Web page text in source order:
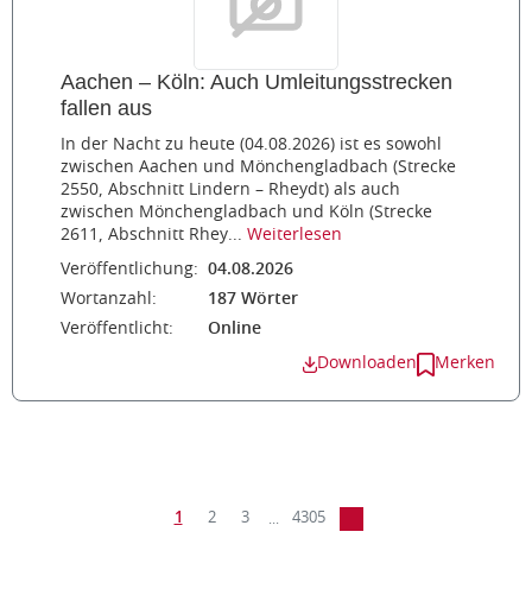
Aachen – Köln: Auch Umleitungsstrecken
fallen aus
In der Nacht zu heute (04.08.2026) ist es sowohl
zwischen Aachen und Mönchengladbach (Strecke
2550, Abschnitt Lindern – Rheydt) als auch
zwischen Mönchengladbach und Köln (Strecke
2611, Abschnitt Rhey... Weiterlesen
Veröffentlichung:
04.08.2026
Wortanzahl:
187 Wörter
Veröffentlicht:
Online
Downloaden Merken
1 2 3 4305